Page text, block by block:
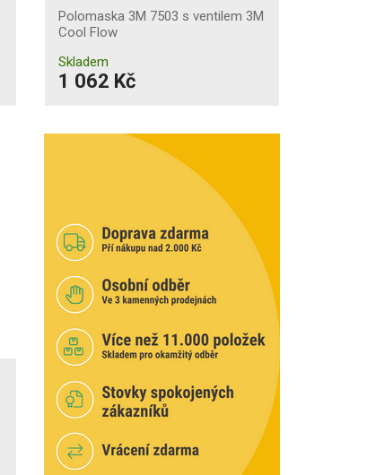
Polomaska 3M 7503 s ventilem 3M
Cool Flow
Skladem
1 062 Kč